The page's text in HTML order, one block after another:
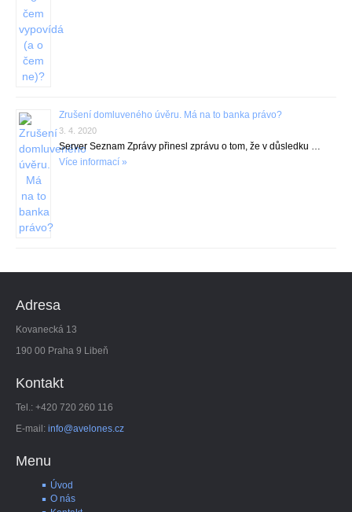
Zrušení domluveného úvěru. Má na to banka právo?
3. 4. 2020
Server Seznam Zprávy přinesl zprávu o tom, že v důsledku …
Více informací »
Adresa
Kovanecká 13
190 00 Praha 9 Libeň
Kontakt
Tel.: +420 720 260 116
E-mail: info@avelones.cz
Menu
Úvod
O nás